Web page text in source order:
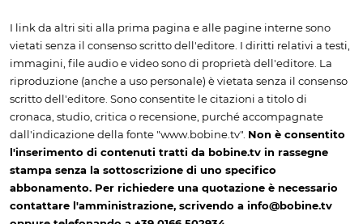
I link da altri siti alla prima pagina e alle pagine interne sono
vietati senza il consenso scritto dell'editore. I diritti relativi a testi,
immagini, file audio e video sono di proprietà dell'editore. La
riproduzione (anche a uso personale) è vietata senza il consenso
scritto dell'editore. Sono consentite le citazioni a titolo di
cronaca, studio, critica o recensione, purché accompagnate
dall'indicazione della fonte "www.bobine.tv". Non è consentito
l'inserimento di contenuti tratti da bobine.tv in rassegne
stampa senza la sottoscrizione di uno specifico
abbonamento. Per richiedere una quotazione è necessario
contattare l'amministrazione, scrivendo a info@bobine.tv